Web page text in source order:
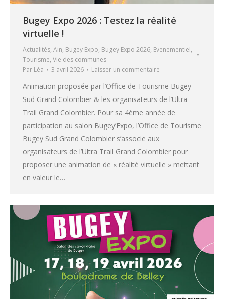
Bugey Expo 2026 : Testez la réalité
virtuelle !
Actualités, Ain, Bugey Expo, Bugey Expo 2026, Evenementiel,
Tourisme, Vie des communes
Par Léa 3 avril 2026 Laisser un commentaire
Animation proposée par l’Office de Tourisme Bugey
Sud Grand Colombier & les organisateurs de l’Ultra
Trail Grand Colombier. Pour sa 4ème année de
participation au salon Bugey’Expo, l’Office de Tourisme
Bugey Sud Grand Colombier s’associe aux
organisateurs de l’Ultra Trail Grand Colombier pour
proposer une animation de « réalité virtuelle » mettant
en valeur le…